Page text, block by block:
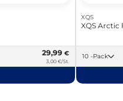
29,99 €
3,00 €/St.
XQS
XQS Arctic
10 -Pack